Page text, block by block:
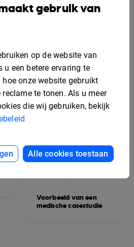
voor een
woningaanbieding
Voorbeeld van een
medische casestudie
gebruik van
op de website van
u een betere ervaring te
onze website gebruikt
te tonen. Als u meer
die wij gebruiken, bekijk
Alle cookies toestaan